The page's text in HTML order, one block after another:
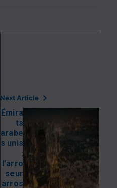
Next Article
Émira
ts
arabe
s unis
:
l’arro
seur
arros